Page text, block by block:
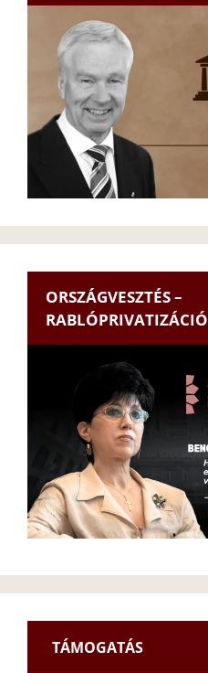
ORSZÁGVESZTÉS –
RABLÓPRIVATIZÁCIÓ
TÁMOGATÁS